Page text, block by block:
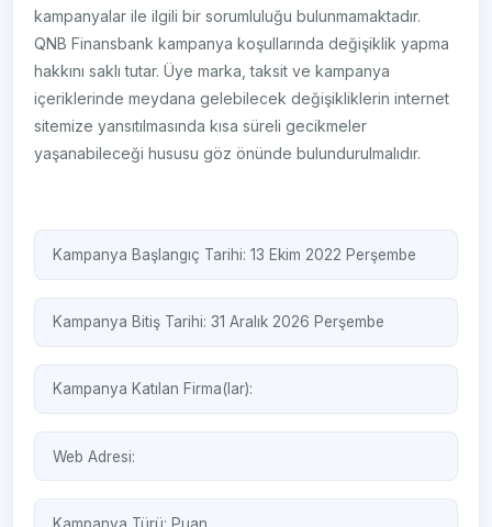
kampanyalar ile ilgili bir sorumluluğu bulunmamaktadır.
QNB Finansbank kampanya koşullarında değişiklik yapma
hakkını saklı tutar. Üye marka, taksit ve kampanya
içeriklerinde meydana gelebilecek değişikliklerin internet
sitemize yansıtılmasında kısa süreli gecikmeler
yaşanabileceği hususu göz önünde bulundurulmalıdır.
Kampanya Başlangıç Tarihi: 13 Ekim 2022 Perşembe
Kampanya Bitiş Tarihi: 31 Aralık 2026 Perşembe
Kampanya Katılan Firma(lar):
Web Adresi:
Kampanya Türü: Puan